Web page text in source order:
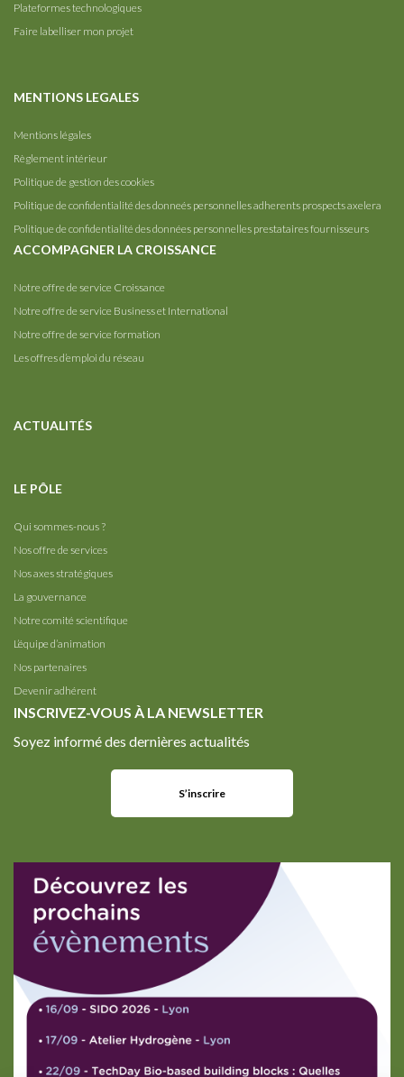
Plateformes technologiques
Faire labelliser mon projet
MENTIONS LEGALES
Mentions légales
Règlement intérieur
Politique de gestion des cookies
Politique de confidentialité des donneés personnelles adherents prospects axelera
Politique de confidentialité des données personnelles prestataires fournisseurs
ACCOMPAGNER LA CROISSANCE
Notre offre de service Croissance
Notre offre de service Business et International
Notre offre de service formation
Les offres d’emploi du réseau
ACTUALITÉS
LE PÔLE
Qui sommes-nous ?
Nos offre de services
Nos axes stratégiques
La gouvernance
Notre comité scientifique
L’équipe d’animation
Nos partenaires
Devenir adhérent
INSCRIVEZ-VOUS À LA NEWSLETTER
Soyez informé des dernières actualités
S’inscrire